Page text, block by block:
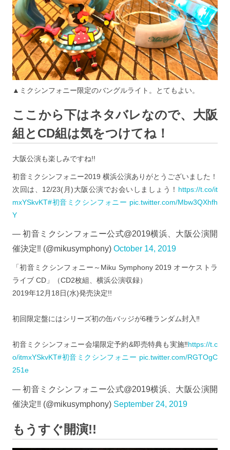
▲ミクシンフォニー限定のバングルライト。とてもよい。
ここから下はネタバレなので、大阪
組とCD組は気をつけてね！
大阪公演も楽しみですね!!
初音ミクシンフォニー2019 横浜公演ありがとうございました！
次回は、12/23(月)大阪公演でお会いしましょう！ https://t.co/it
mxYSkvKT#初音ミクシンフォニー pic.twitter.com/Mbw3QXhfh
Y
— 初音ミクシンフォニー公式@2019横浜、大阪公演開
催決定‼︎ (@mikusymphony) October 14, 2019
「初音ミクシンフォニー～Miku Symphony 2019 オーケストラ
ライブ CD」（CD2枚組、横浜公演収録）
2019年12月18日(水)発売決定!!
初回限定盤にはシリーズ初の缶バッジが6種ランダム封入‼︎
初音ミクシンフォニー会場限定予約&即売特典も実施‼︎https://t.c
o/itmxYSkvKT#初音ミクシンフォニー pic.twitter.com/RGTOgC
251e
— 初音ミクシンフォニー公式@2019横浜、大阪公演開
催決定‼︎ (@mikusymphony) September 24, 2019
もうすぐ開演!!